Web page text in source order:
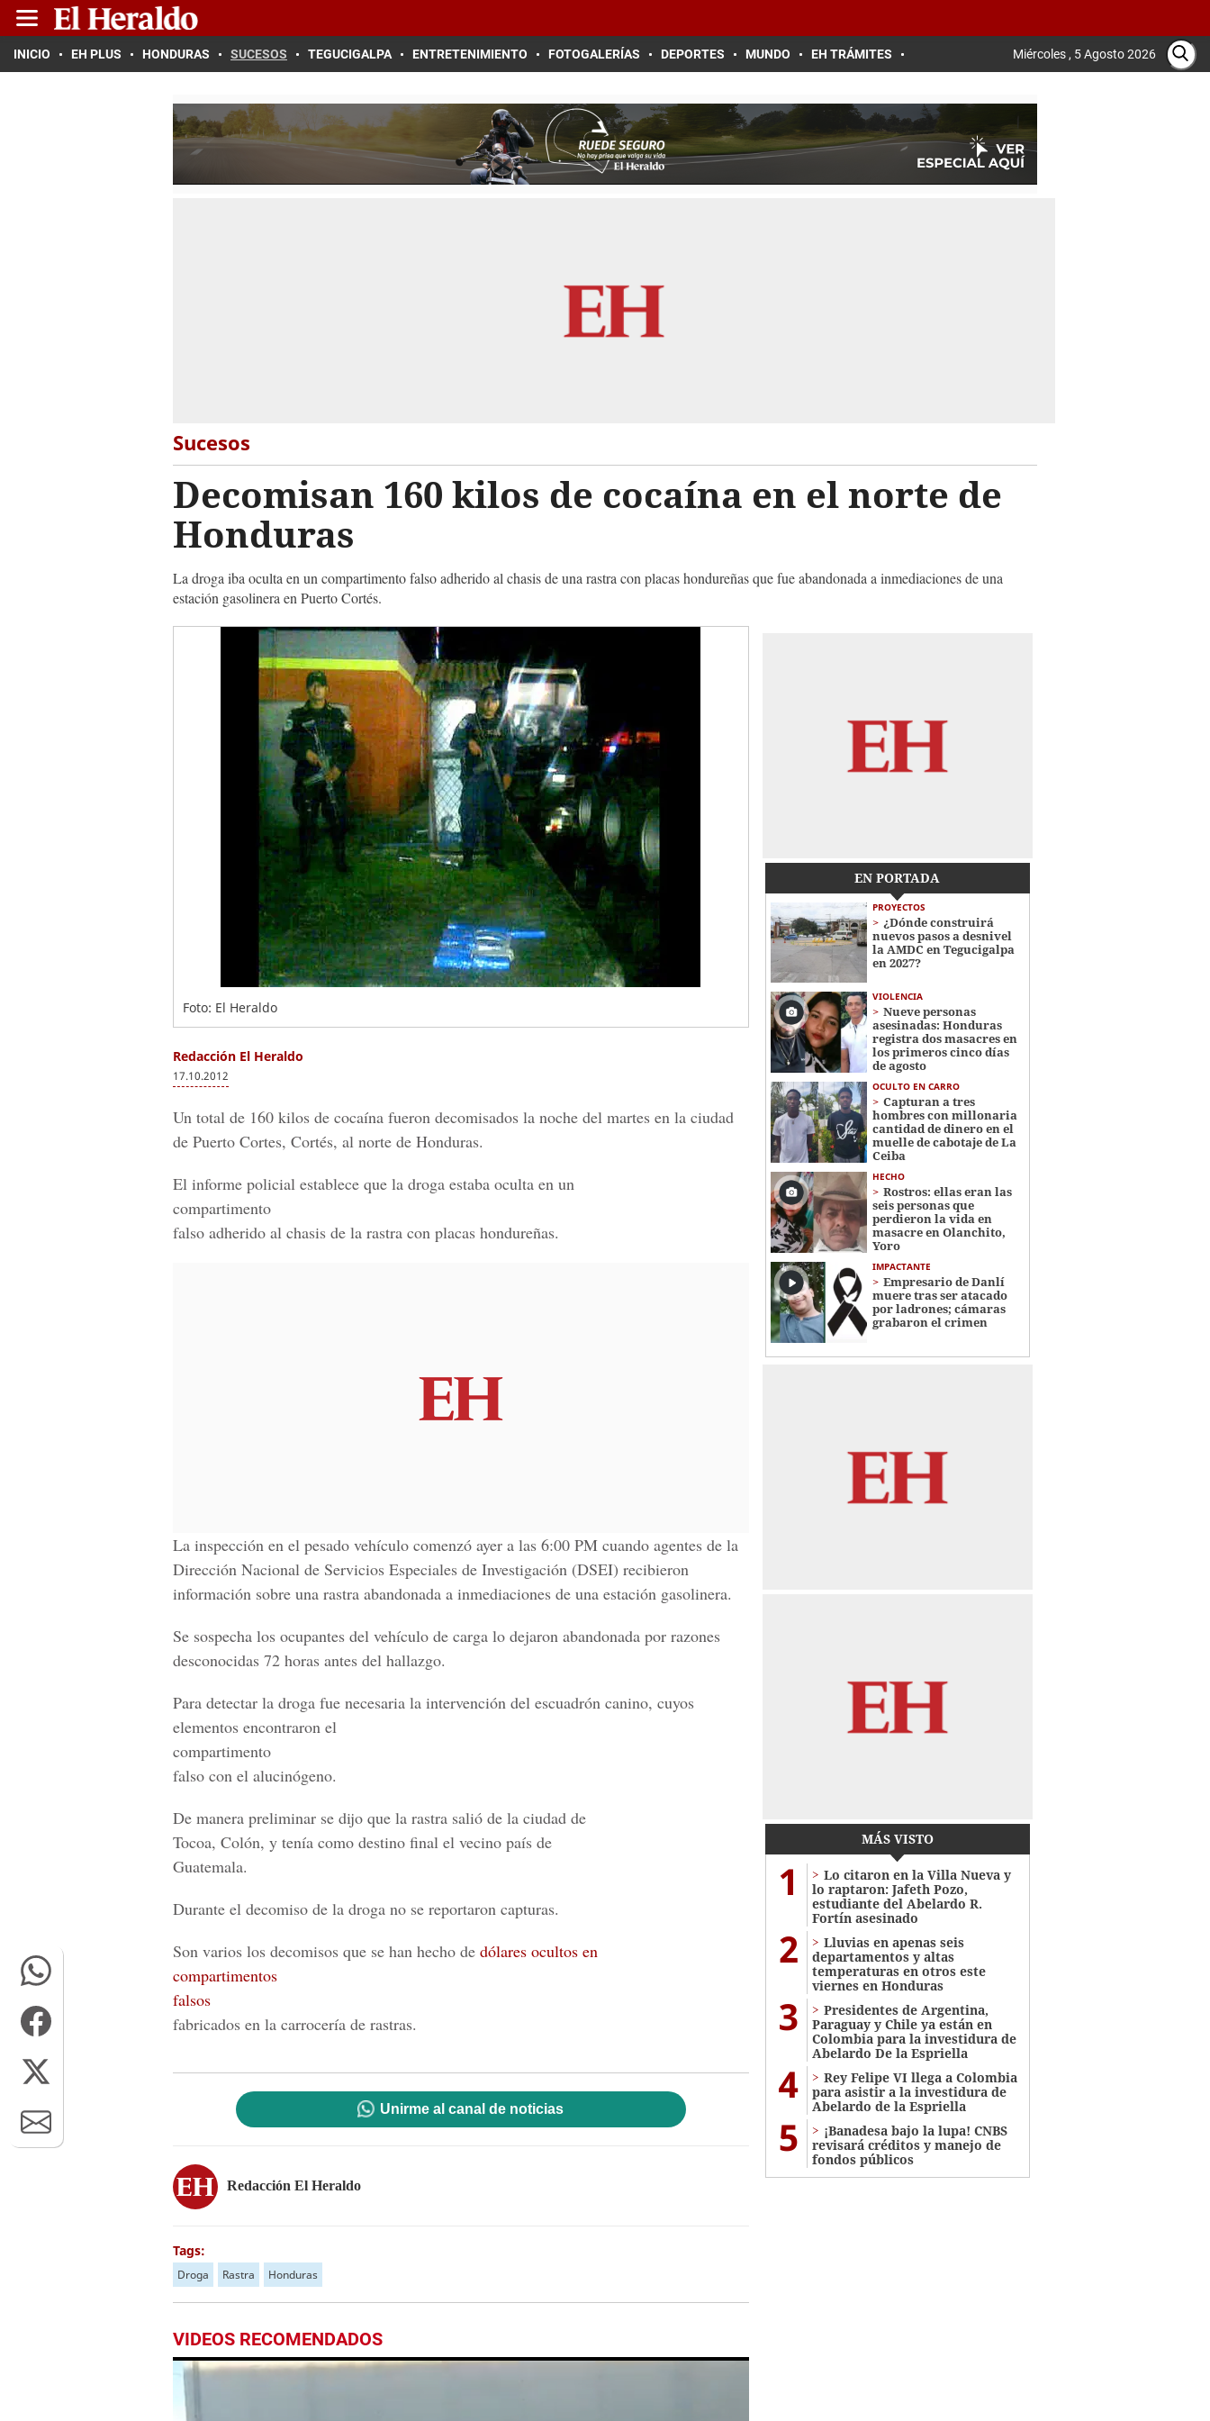
INICIO EH PLUS HONDURAS SUCESOS TEGUCIGALPA ENTRETENIMIENTO FOTOGALERÍAS DEPORTES MUNDO EH TRÁMITES Miércoles , 5 Agosto 2026
Sucesos
Decomisan 160 kilos de cocaína en el norte de
Honduras
La droga iba oculta en un compartimento falso adherido al chasis de una rastra con placas hondureñas que fue abandonada a inmediaciones de una
estación gasolinera en Puerto Cortés.
Foto: El Heraldo
Redacción El Heraldo
17.10.2012
Un total de 160 kilos de cocaína fueron decomisados la noche del martes en la ciudad
de Puerto Cortes, Cortés, al norte de Honduras.
El informe policial establece que la droga estaba oculta en un
compartimento
falso adherido al chasis de la rastra con placas hondureñas.
La inspección en el pesado vehículo comenzó ayer a las 6:00 PM cuando agentes de la
Dirección Nacional de Servicios Especiales de Investigación (DSEI) recibieron
información sobre una rastra abandonada a inmediaciones de una estación gasolinera.
Se sospecha los ocupantes del vehículo de carga lo dejaron abandonada por razones
desconocidas 72 horas antes del hallazgo.
Para detectar la droga fue necesaria la intervención del escuadrón canino, cuyos
elementos encontraron el
compartimento
falso con el alucinógeno.
De manera preliminar se dijo que la rastra salió de la ciudad de
Tocoa, Colón, y tenía como destino final el vecino país de
Guatemala.
Durante el decomiso de la droga no se reportaron capturas.
Son varios los decomisos que se han hecho de dólares ocultos en
compartimentos
falsos
fabricados en la carrocería de rastras.
Unirme al canal de noticias
Redacción El Heraldo
Tags:
Droga Rastra Honduras
VIDEOS RECOMENDADOS
EN PORTADA
PROYECTOS
¿Dónde construirá
nuevos pasos a desnivel
la AMDC en Tegucigalpa
en 2027?
VIOLENCIA
Nueve personas
asesinadas: Honduras
registra dos masacres en
los primeros cinco días
de agosto
OCULTO EN CARRO
Capturan a tres
hombres con millonaria
cantidad de dinero en el
muelle de cabotaje de La
Ceiba
HECHO
Rostros: ellas eran las
seis personas que
perdieron la vida en
masacre en Olanchito,
Yoro
IMPACTANTE
Empresario de Danlí
muere tras ser atacado
por ladrones; cámaras
grabaron el crimen
MÁS VISTO
1
Lo citaron en la Villa Nueva y
lo raptaron: Jafeth Pozo,
estudiante del Abelardo R.
Fortín asesinado
2
Lluvias en apenas seis
departamentos y altas
temperaturas en otros este
viernes en Honduras
3
Presidentes de Argentina,
Paraguay y Chile ya están en
Colombia para la investidura de
Abelardo De la Espriella
4
Rey Felipe VI llega a Colombia
para asistir a la investidura de
Abelardo de la Espriella
5
¡Banadesa bajo la lupa! CNBS
revisará créditos y manejo de
fondos públicos